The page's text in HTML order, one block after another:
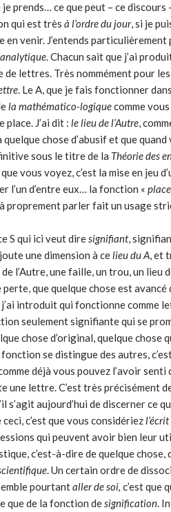
je prends… ce que peut – ce
qui est très à l’ordre du jour, si je
venir. J’entends
. Chacun sait que j’ai
lettres. Très nommément pour
. Le A, que je fais fonctionner
la mathématico-logiquecomme
place. J’ai dit : le lieu de l’Autre,
chose d’abusif et que
sous le titre de la Théorie des
vous voyez, c’est la mise en jeu
l’un d’entre eux… la fonction « place
à proprement parler fait un usage
S qui ici veut diresignifiant,
une dimension à celieu du A, et
l’Autre, une faille, un trou, un lieu
que quelque chose est
introduit qui fonctionne comme
seulement signifiante qui se
chose d’original, quelque chose
se distingue des autres,
déjà vous pouvez l’avoir senti
lettre. C’est très précisément
aujourd’hui de discerner ce
c’est que vous considériezl’écrit
qui peuvent avoir bien leur
c’est-à-dire de quelque chose,
. Un certain ordre de
pourtantaller de soi, c’est que
que de la fonction designification.